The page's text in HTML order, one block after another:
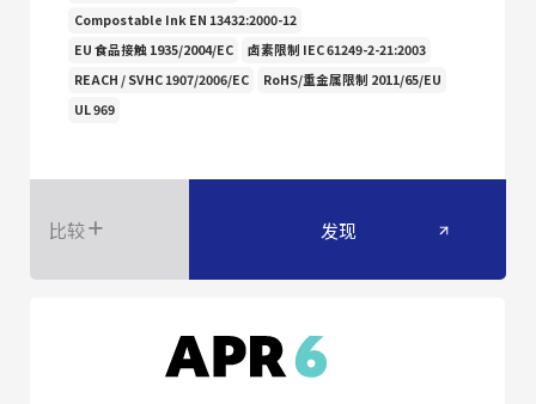
Compostable Ink EN 13432:2000-12
EU 食品接触 1935/2004/EC
卤素限制 IEC 61249-2-21:2003
REACH / SVHC 1907/2006/EC
RoHS/重金属限制 2011/65/EU
UL 969
比较 发现